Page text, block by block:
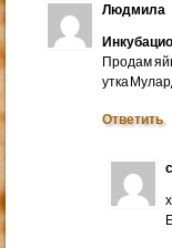
Людмила
Продам
утка
Ответить